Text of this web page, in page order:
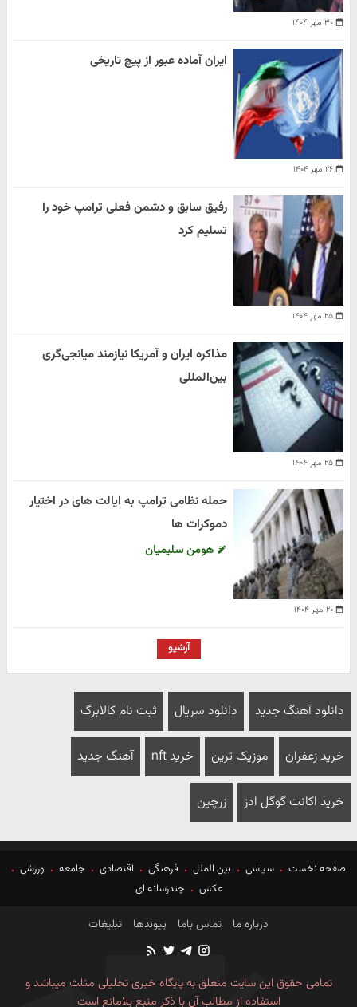
۳۰ مهر ۱۴۰۴
۲۶ مهر ۱۴۰۴
ایران آماده عبور از پیچ تاریخی
۲۵ مهر ۱۴۰۴
رفیق سابق و دشمن فعلی ترامپ خود را
تسلیم کرد
۲۵ مهر ۱۴۰۴
مذاکره ایران و آمریکا نیازمند میانجی‌گری
بین‌المللی
۲۰ مهر ۱۴۰۴
حمله نظامی ترامپ به ایالت های در اختیار
دموکرات ها
هومن سلیمیان
آرشیو
دانلود آهنگ جدید دانلود سریال ثبت نام کالابرگ
خرید زعفران موزیک ترین خرید nft آهنگ جدید
خرید اکانت گوگل ادز زرچین
صفحه نخست سیاسی بین الملل فرهنگی اقتصادی جامعه
ورزشی
عکس
چندرسانه ای
درباره ما تماس باما پیوندها تبلیغات
تمامی حقوق این سایت متعلق به پایگاه خبری تحلیلی مثلث میباشد و
استفاده از مطالب آن با ذکر منبع بلامانع است